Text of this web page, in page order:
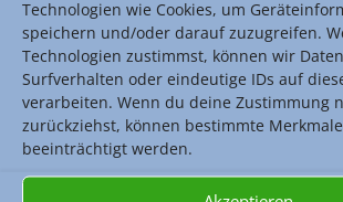
Technologien wie Cookies, um
speichern und/oder darauf zuzugreifen.
Technologien zustimmst, können wir
Surfverhalten oder eindeutige IDs auf
verarbeiten. Wenn du deine Zustimmung
zurückziehst, können bestimmte
beeinträchtigt werden.
Das Finale fand am Mittwoch,
Stunde in der Mensa statt. Das Thema
Finaldebatte lautet: Sollen Lehrer zu
Zwecken mit ihren Schülern nicht
Netzwerken kommunizieren dürfen?